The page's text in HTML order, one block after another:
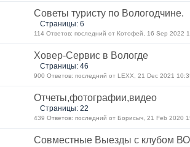
Советы туристу по Вологодчине.
Страницы: 6
114 Ответов: последний от Котофей, 16 Sep 2022
Ховер-Сервис в Вологде
Страницы: 46
900 Ответов: последний от LEXX, 21 Dec 2021
Отчеты,фотографии,видео
Страницы: 22
439 Ответов: последний от Борисыч, 21 Feb 2020
Совместные Выезды с клубом